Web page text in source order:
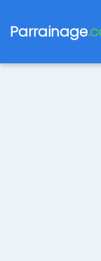
Parrainage